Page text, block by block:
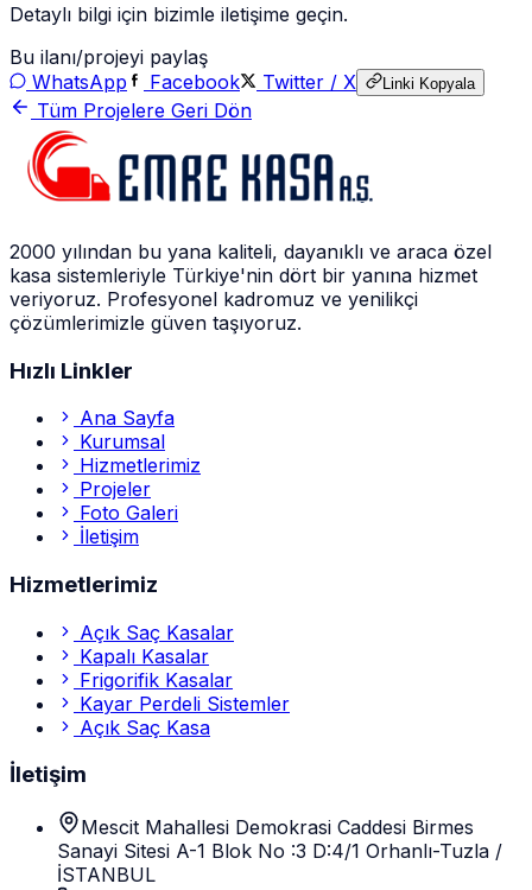
Detaylı bilgi için bizimle iletişime geçin.
Bu ilanı/projeyi paylaş
WhatsApp
Facebook Twitter / X Linki Kopyala
Tüm Projelere Geri Dön
2000 yılından bu yana kaliteli, dayanıklı ve araca özel
kasa sistemleriyle Türkiye'nin dört bir yanına hizmet
veriyoruz. Profesyonel kadromuz ve yenilikçi
çözümlerimizle güven taşıyoruz.
Hızlı Linkler
Ana Sayfa
Kurumsal
Hizmetlerimiz
Projeler
Foto Galeri
İletişim
Hizmetlerimiz
Açık Saç Kasalar
Kapalı Kasalar
Frigorifik Kasalar
Kayar Perdeli Sistemler
Açık Saç Kasa
İletişim
Mescit Mahallesi Demokrasi Caddesi Birmes
Sanayi Sitesi A-1 Blok No :3 D:4/1 Orhanlı-Tuzla /
İSTANBUL